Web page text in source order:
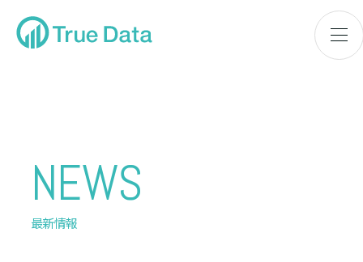
NEWS
最新情報